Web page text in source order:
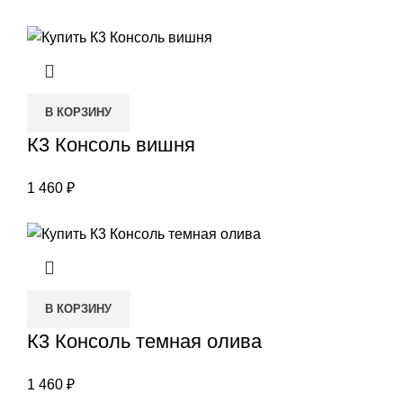
В КОРЗИНУ
К3 Консоль вишня
1 460 ₽
В КОРЗИНУ
К3 Консоль темная олива
1 460 ₽